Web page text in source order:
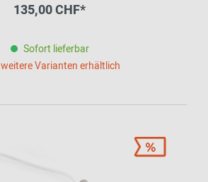
135,00 CHF*
Sofort lieferbar
weitere Varianten erhältlich